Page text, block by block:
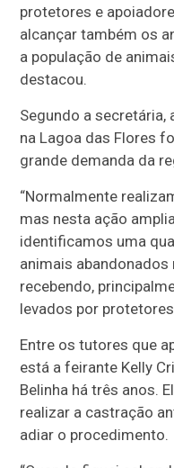
protetores e
alcançar também os
a população de
destacou.
Segundo a
na Lagoa das Flores
grande demanda da
“Normalmente
mas nesta ação
identificamos uma
animais
recebendo,
levados por
Entre os tutores que
está a feirante Kelly
Belinha há três anos.
realizar a castração
adiar o procedimento.